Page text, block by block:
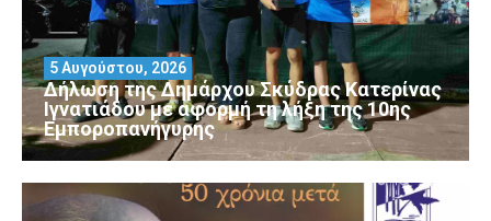
Δήλωση της Δημάρχου Σκύδρας Κατερίνας
Ιγνατιάδου με αφορμή τη λήξη της 10ης
Εμποροπανήγυρης
5 Αυγούστου, 2026